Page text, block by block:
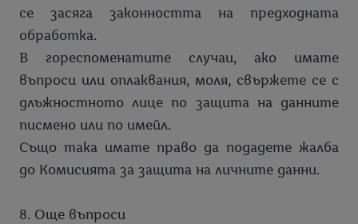
се засяга законността на предходната
обработка.
В гореспоменатите случаи, ако имате
въпроси или оплаквания, моля, свържете се с
длъжностното лице по защита на данните
писмено или по имейл.
Също така имате право да подадете жалба
до Комисията за защита на личните данни.
8. Още въпроси